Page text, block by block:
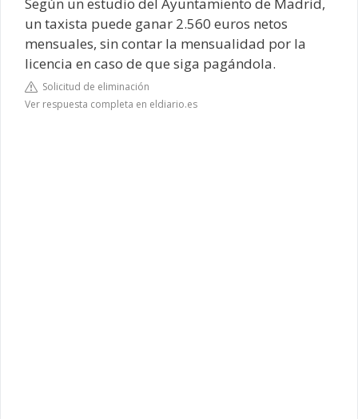
Según un estudio del Ayuntamiento de Madrid,
un taxista puede ganar 2.560 euros netos
mensuales, sin contar la mensualidad por la
licencia en caso de que siga pagándola.
Solicitud de eliminación
Ver respuesta completa en eldiario.es